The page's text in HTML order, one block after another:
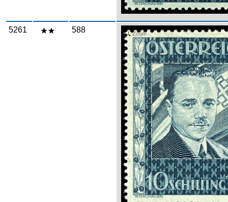
5261 588 Zoom